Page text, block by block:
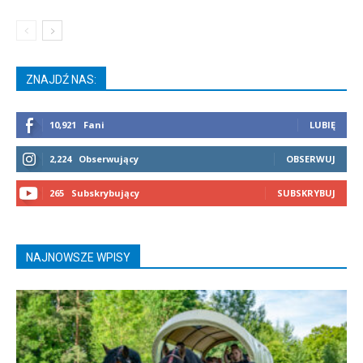
ZNAJDŹ NAS:
10,921 Fani LUBIĘ
2,224 Obserwujący OBSERWUJ
265 Subskrybujący SUBSKRYBUJ
NAJNOWSZE WPISY